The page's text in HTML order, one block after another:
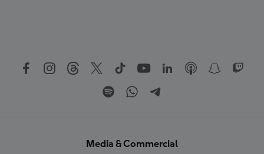
Media & Commercial